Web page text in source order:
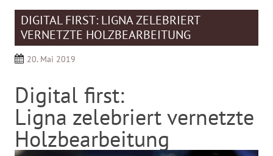
DIGITAL FIRST: LIGNA ZELEBRIERT
VERNETZTE HOLZBEARBEITUNG
20. Mai 2019
Digital first:
Ligna zelebriert vernetzte
Holzbearbeitung